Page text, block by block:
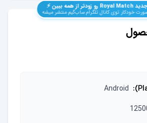
Royal Match رو زودتر از همه ببین ⚡️
خودکار توی کانال تلگرام ساب‌گیم منتشر میشه
:
Android